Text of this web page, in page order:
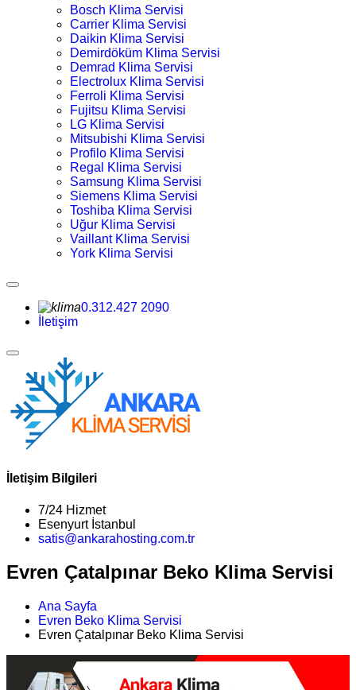
Bosch Klima Servisi
Carrier Klima Servisi
Daikin Klima Servisi
Demirdöküm Klima Servisi
Demrad Klima Servisi
Electrolux Klima Servisi
Ferroli Klima Servisi
Fujitsu Klima Servisi
LG Klima Servisi
Mitsubishi Klima Servisi
Profilo Klima Servisi
Regal Klima Servisi
Samsung Klima Servisi
Siemens Klima Servisi
Toshiba Klima Servisi
Uğur Klima Servisi
Vaillant Klima Servisi
York Klima Servisi
0.312.427 2090
İletişim
İletişim Bilgileri
7/24 Hizmet
Esenyurt İstanbul
satis@ankarahosting.com.tr
Evren Çatalpınar Beko Klima Servisi
Ana Sayfa
Evren Beko Klima Servisi
Evren Çatalpınar Beko Klima Servisi